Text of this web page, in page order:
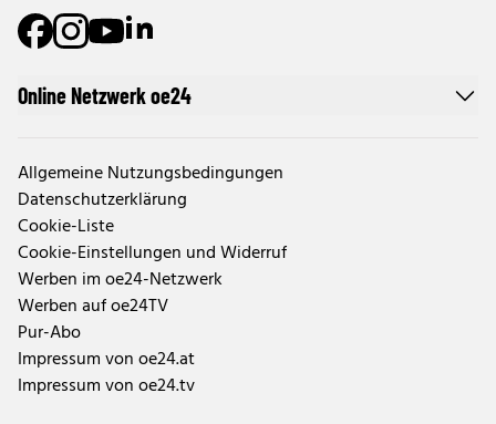
Online Netzwerk oe24
Allgemeine Nutzungsbedingungen
Datenschutzerklärung
Cookie-Liste
Cookie-Einstellungen und Widerruf
Werben im oe24-Netzwerk
Werben auf oe24TV
Pur-Abo
Impressum von oe24.at
Impressum von oe24.tv